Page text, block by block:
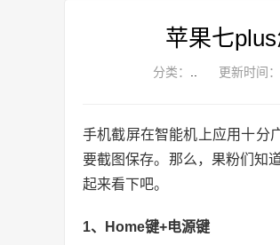
苹果七
分类： 更新时间：
手机截屏在智能机上应用十分
要截图保存。那么，果粉们知
起来看下吧。
1、Home键+电源键